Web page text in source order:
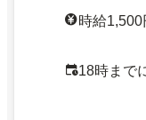
時給
18時まで